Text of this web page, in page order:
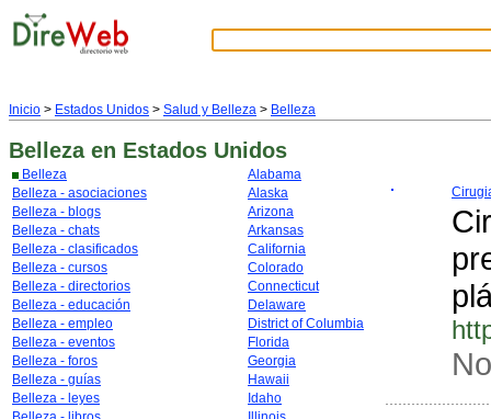
Inicio > Estados Unidos > Salud y Belleza > Belleza
Belleza en Estados Unidos
Belleza
Belleza - asociaciones
Belleza - blogs
Belleza - chats
Belleza - clasificados
Belleza - cursos
Belleza - directorios
Belleza - educación
Belleza - empleo
Belleza - eventos
Belleza - foros
Belleza - guías
Belleza - leyes
Alabama
Alaska
Arizona
Arkansas
California
Colorado
Connecticut
Delaware
District of Columbia
Florida
Georgia
Hawaii
Idaho